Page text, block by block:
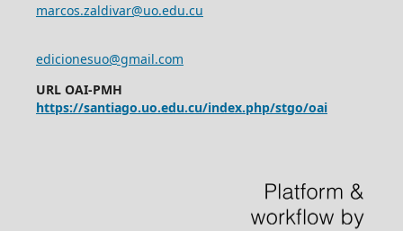
marcos.zaldivar@uo.edu.cu
edicionesuo@gmail.com
URL OAI-PMH
https://santiago.uo.edu.cu/index.php/stgo/oai